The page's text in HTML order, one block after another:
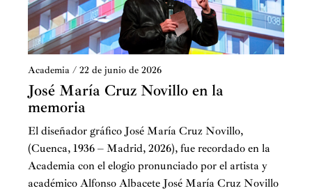
Academia / 22 de junio de 2026
José María Cruz Novillo en la
memoria
El diseñador gráfico José María Cruz Novillo,
(Cuenca, 1936 – Madrid, 2026), fue recordado en la
Academia con el elogio pronunciado por el artista y
académico Alfonso Albacete José María Cruz Novillo